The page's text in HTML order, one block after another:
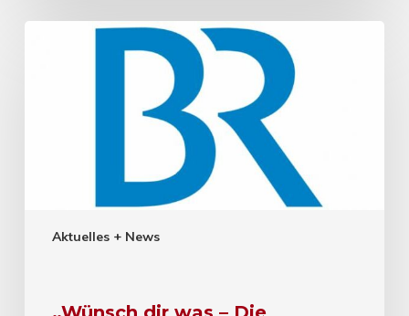
Aktuelles + News